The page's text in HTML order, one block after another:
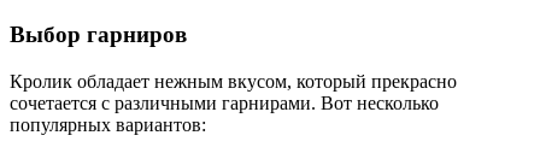
Выбор гарниров
Кролик обладает нежным вкусом, который прекрасно
сочетается с различными гарнирами. Вот несколько
популярных вариантов: